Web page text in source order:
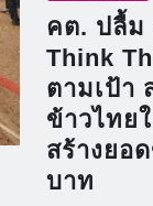
คต. ปลื้ม
Think
ตามเป้า
ข้าวไทย
สร้างยอ
บาท